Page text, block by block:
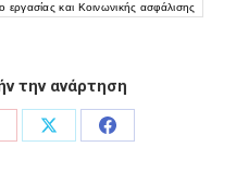
εργασίας και Κοινωνικής ασφάλισης
την ανάρτηση
Share
Share